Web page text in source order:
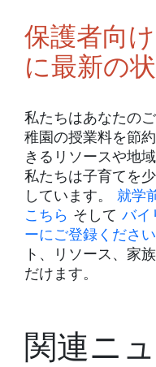
保護者向
に最新の
私たちはあなたの
稚園の授業料を節
きるリソースや地
私たちは子育てを
しています。 就学
こちら そして バイ
ーにご登録ください
ト、リソース、家
だけます。
関連ニ